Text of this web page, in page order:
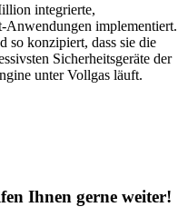
integrierte,
implementiert.
so konzipiert, dass sie die
Sicherheitsgeräte der
unter Vollgas läuft.
Ihnen gerne weiter!